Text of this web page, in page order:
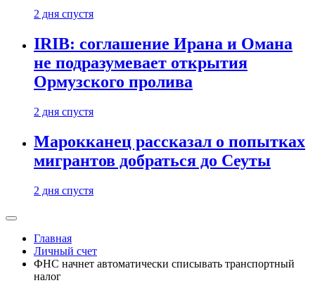
2 дня спустя
IRIB: соглашение Ирана и Омана
не подразумевает открытия
Ормузского пролива
2 дня спустя
Марокканец рассказал о попытках
мигрантов добраться до Сеуты
2 дня спустя
Главная
Личный счет
ФНС начнет автоматически списывать транспортный
налог